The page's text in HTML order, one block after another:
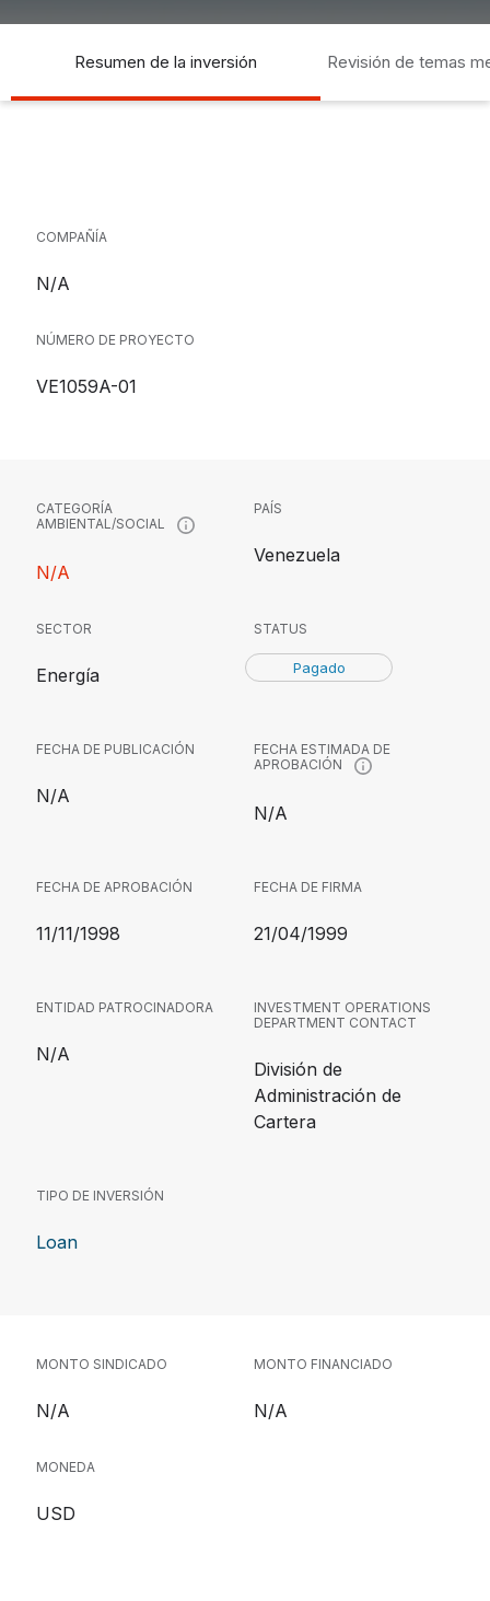
Resumen de la inversión Revisión de temas
COMPAÑÍA
N/A
NÚMERO DE PROYECTO
VE1059A-01
CATEGORÍA
AMBIENTAL/SOCIAL
N/A
PAÍS
Venezuela
SECTOR
Energía
STATUS
Pagado
FECHA DE PUBLICACIÓN
N/A
FECHA ESTIMADA DE
APROBACIÓN
N/A
FECHA DE APROBACIÓN
11/11/1998
FECHA DE FIRMA
21/04/1999
ENTIDAD PATROCINADORA
N/A
INVESTMENT OPERATIONS
DEPARTMENT CONTACT
División de
Administración de
Cartera
TIPO DE INVERSIÓN
Loan
MONTO SINDICADO
N/A
MONTO FINANCIADO
N/A
MONEDA
USD